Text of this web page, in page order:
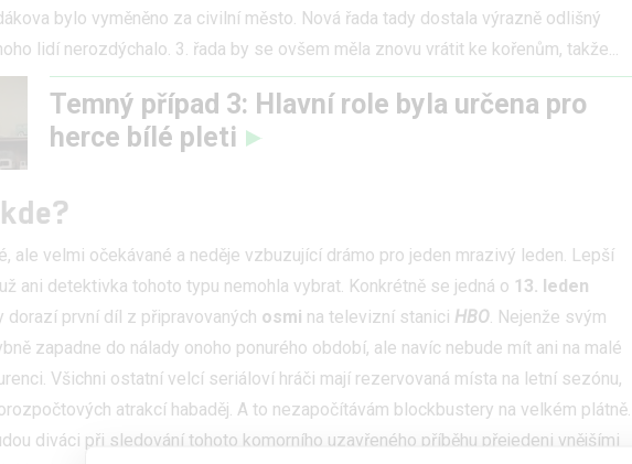
bylo vyměněno za civilní město. Nová řada tady dostala výrazně odlišný
lidí nerozdýchalo. 3. řada by se ovšem měla znovu vrátit ke kořenům, takže...
Temný případ 3: Hlavní role byla určena pro
herce bílé pleti
ale velmi očekávané a neděje vzbuzující drámo pro jeden mrazivý leden. Lepší
ani detektivka tohoto typu nemohla vybrat. Konkrétně se jedná o 13. leden
dorazí první díl z připravovaných osmi na televizní stanici HBO. Nejenže svým
zapadne do nálady onoho ponurého období, ale navíc nebude mít ani na malé
Všichni ostatní velcí seriáloví hráči mají rezervovaná místa na letní sezónu,
atrakcí habaděj. A to nezapočítávám blockbustery na velkém plátně.
diváci při sledování tohoto komorního uzavřeného příběhu přejedeni vnějšími